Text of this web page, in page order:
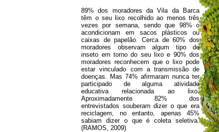
89% dos moradores da Vila da Barca
têm o seu lixo recolhido ao menos três
vezes por semana, sendo que 98% o
acondicionam em sacos plásticos ou
caixas de papelão. Cerca de 60% dos
moradores observam algum tipo de
inseto em torno do seu lixo e 90% dos
moradores reconhecem que o lixo pode
estar vinculado com a transmissão de
doenças. Mas 74% afirmaram nunca ter
participado de alguma atividade
educativa relacionada ao lixo.
Aproximadamente 82% dos
entrevistados souberam dizer o que era
reciclagem, no entanto, apenas 45%
sabiam dizer o que é coleta seletiva.
(RAMOS, 2009)